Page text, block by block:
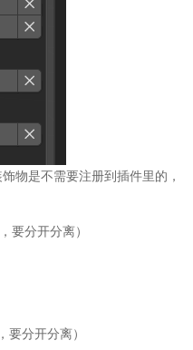
物是不需要注册到插件里的，
要分开分离）
要分开分离）